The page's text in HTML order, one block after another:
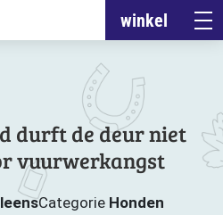
winkel
durft de deur niet
vuurwerkangst
Categorie Honden